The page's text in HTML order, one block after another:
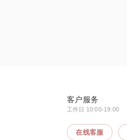
客户服务
工作日 10:00-19:00
在线客服